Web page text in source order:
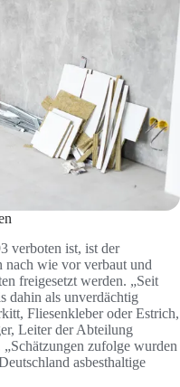
verboten ist, ist der
nach wie vor verbaut und
freigesetzt werden. „Seit
dahin als unverdächtig
Fliesenkleber oder Estrich,
Leiter der Abteilung
zufolge wurden
asbesthaltige